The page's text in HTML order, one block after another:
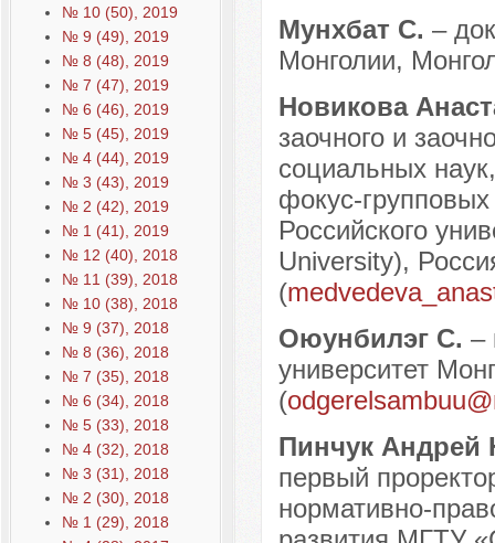
№ 10 (50), 2019
№ 9 (49), 2019
№ 8 (48), 2019
№ 7 (47), 2019
№ 6 (46), 2019
№ 5 (45), 2019
№ 4 (44), 2019
№ 3 (43), 2019
№ 2 (42), 2019
№ 1 (41), 2019
№ 12 (40), 2018
№ 11 (39), 2018
№ 10 (38), 2018
№ 9 (37), 2018
№ 8 (36), 2018
№ 7 (35), 2018
№ 6 (34), 2018
№ 5 (33), 2018
№ 4 (32), 2018
№ 3 (31), 2018
№ 2 (30), 2018
№ 1 (29), 2018
Мунхбат С. –
Монголии,
Новикова
заочного и
социальных
фокус-
Российского
University),
(
Оюунбилэг С. –
университет
(
Пинчук
первый
нормативно-